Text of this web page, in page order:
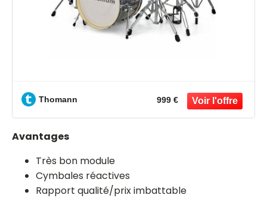
Thomann 999 €
Avantages
Très bon module
Cymbales réactives
Rapport qualité/prix imbattable